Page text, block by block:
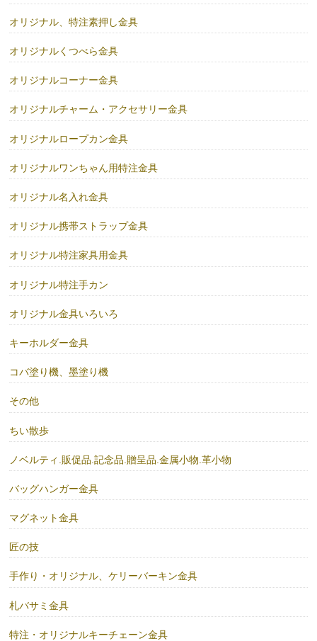
オリジナル、特注素押し金具
オリジナルくつべら金具
オリジナルコーナー金具
オリジナルチャーム・アクセサリー金具
オリジナルロープカン金具
オリジナルワンちゃん用特注金具
オリジナル名入れ金具
オリジナル携帯ストラップ金具
オリジナル特注家具用金具
オリジナル特注手カン
オリジナル金具いろいろ
キーホルダー金具
コバ塗り機、墨塗り機
その他
ちい散歩
ノベルティ.販促品.記念品.贈呈品.金属小物.革小物
バッグハンガー金具
マグネット金具
匠の技
手作り・オリジナル、ケリーバーキン金具
札バサミ金具
特注・オリジナルキーチェーン金具